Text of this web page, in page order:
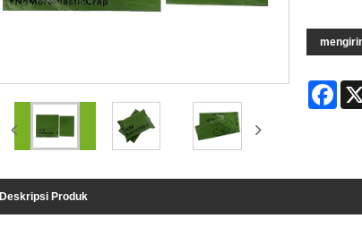
Deskripsi Produk